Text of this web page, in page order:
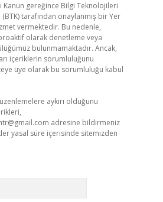
Kanun gereğince Bilgi Teknolojileri
tarafından onaylanmış bir Yer
vermektedir. Bu nedenle,
olarak denetleme veya
bulunmamaktadır. Ancak,
içeriklerin sorumluluğunu
üye olarak bu sorumluluğu kabul
aykırı olduğunu
adresine bildirmeniz
yasal süre içerisinde sitemizden